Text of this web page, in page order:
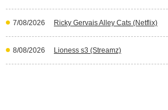
7/08/2026 Ricky Gervais Alley Cats (Netflix)
8/08/2026 Lioness s3 (Streamz)